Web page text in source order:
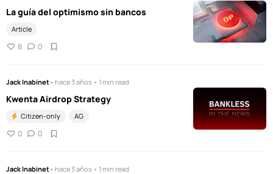
La guía del optimismo sin bancos
Article
8 0
Jack Inabinet• hace 3 años • 1 min read
Kwenta Airdrop Strategy
Citizen-only AG
0 0
Jack Inabinet• hace 3 años • 1 min read